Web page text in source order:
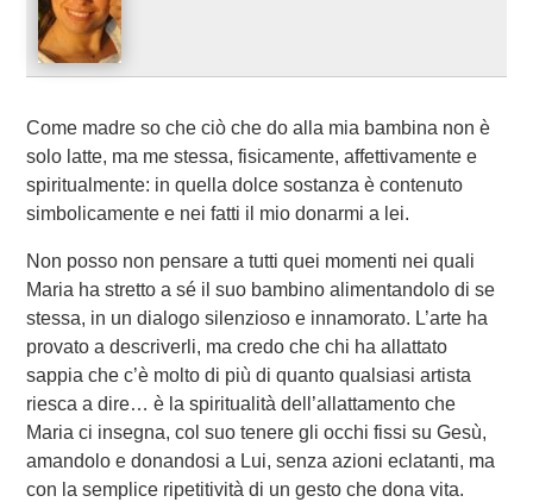
Come madre so che ciò che do alla mia bambina non è
solo latte, ma me stessa, fisicamente, affettivamente e
spiritualmente: in quella dolce sostanza è contenuto
simbolicamente e nei fatti il mio donarmi a lei.
Non posso non pensare a tutti quei momenti nei quali
Maria ha stretto a sé il suo bambino alimentandolo di se
stessa, in un dialogo silenzioso e innamorato. L’arte ha
provato a descriverli, ma credo che chi ha allattato
sappia che c’è molto di più di quanto qualsiasi artista
riesca a dire… è la spiritualità dell’allattamento che
Maria ci insegna, col suo tenere gli occhi fissi su Gesù,
amandolo e donandosi a Lui, senza azioni eclatanti, ma
con la semplice ripetitività di un gesto che dona vita.